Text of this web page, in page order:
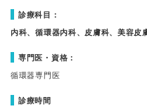
診療科目：
内科、循環器内科、皮膚科、美容皮
専門医・資格：
循環器専門医
診療時間